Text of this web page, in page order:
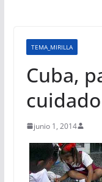
TEMA_MIRILLA
Cuba,
junio 1, 2014